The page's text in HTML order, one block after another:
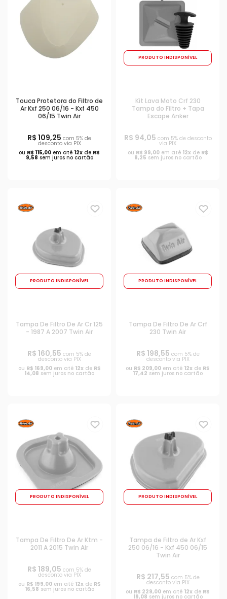
Touca Protetora do Filtro de
Ar Kxf 250 06/16 - Kxf 450
06/15 Twin Air
R$ 109,25 com 5% de
desconto via PIX
ou R$ 115,00 em até 12x de R$
9,58 sem juros no cartão
PRODUTO INDISPONÍVEL
Kit Lava Moto Crf 230
Tampa do Filtro + Tapa
Escape Anker
R$ 94,05 com 5% de desconto
via PIX
ou R$ 99,00em até 12xde R$
8,25 sem juros no cartão
PRODUTO INDISPONÍVEL
Tampa De Filtro De Ar Cr 125
- 1987 A 2007 Twin Air
R$ 160,55 com 5% de
desconto via PIX
ou R$ 169,00em até 12xde R$
14,08 sem juros no cartão
PRODUTO INDISPONÍVEL
Tampa De Filtro De Ar Crf
230 Twin Air
R$ 198,55 com 5% de
desconto via PIX
ou R$ 209,00 em até 12x de R$
17,42 sem juros no cartão
PRODUTO INDISPONÍVEL
Tampa De Filtro De Ar Ktm -
2011 A 2015 Twin Air
R$ 189,05 com 5% de
desconto via PIX
ou R$ 199,00em até 12xde R$
16,58 sem juros no cartão
PRODUTO INDISPONÍVEL
Tampa de Filtro de Ar Kxf
250 06/16 - Kxf 450 06/15
Twin Air
R$ 217,55 com 5% de
desconto via PIX
ou R$ 229,00 em até 12x de R$
19,08 sem juros no cartão